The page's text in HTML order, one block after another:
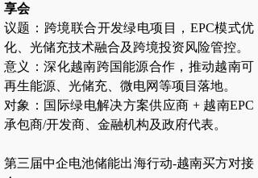
享会
议题‌：跨境联合开发绿电项目，EPC模式优
化、光储充技术融合及跨境投资风险管控。
意义‌：深化越南跨国能源合作，推动越南可
再生能源、光储充、微电网等项目落地。
对象‌：国际绿电解决方案供应商 + 越南EPC
承包商/开发商、金融机构及政府代表。
第三届中企电池储能出海行动-越南买方对接